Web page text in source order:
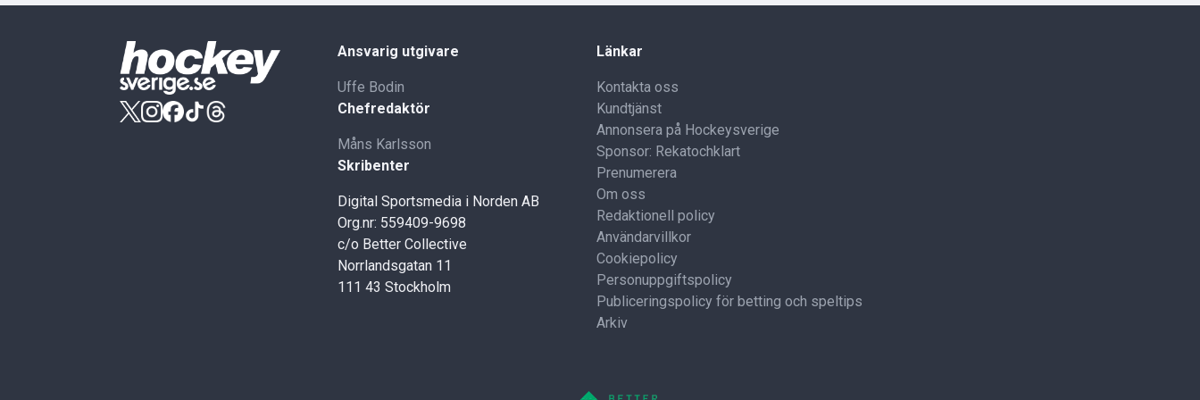
Ansvarig utgivare
Uffe Bodin
Chefredaktör
Måns Karlsson
Skribenter
Digital Sportsmedia i Norden AB
Org.nr: 559409-9698
c/o Better Collective
Norrlandsgatan 11
111 43 Stockholm
Länkar
Kontakta oss
Kundtjänst
Annonsera på Hockeysverige
Sponsor: Rekatochklart
Prenumerera
Om oss
Redaktionell policy
Användarvillkor
Cookiepolicy
Personuppgiftspolicy
Publiceringspolicy för betting och speltips
Arkiv